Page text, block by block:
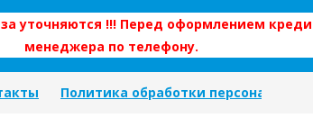
уточняются !!! Перед оформлением
менеджера по телефону.
Политика обработки